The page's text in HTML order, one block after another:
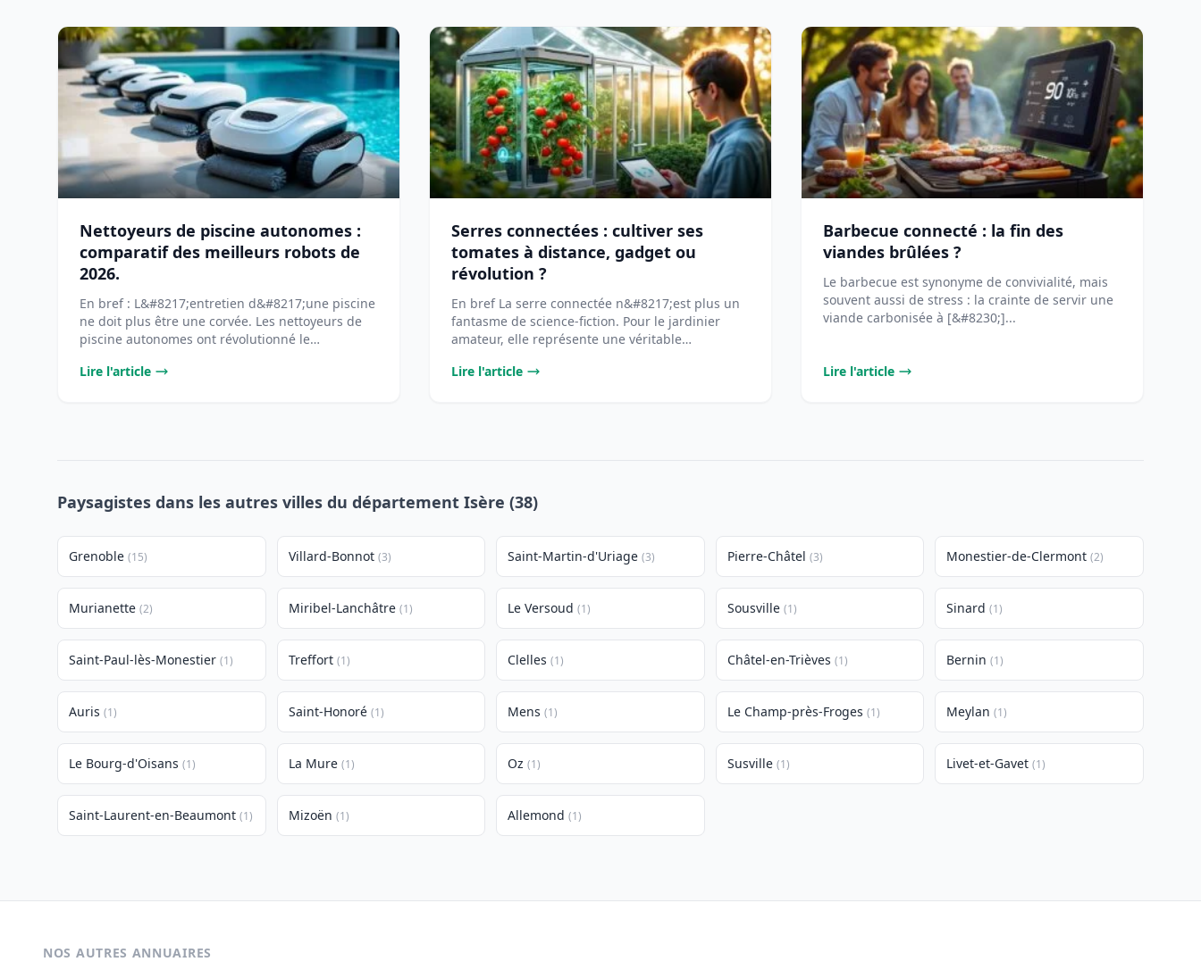
Nettoyeurs de piscine autonomes :
comparatif des meilleurs robots de
2026.
En bref : L&#8217;entretien d&#8217;une piscine
ne doit plus être une corvée. Les nettoyeurs de
piscine autonomes ont révolutionné le
Lire l'article
Serres connectées : cultiver ses
tomates à distance, gadget ou
révolution ?
En bref La serre connectée n&#8217;est plus un
fantasme de science-fiction. Pour le jardinier
amateur, elle représente une véritable
Lire l'article
Barbecue connecté : la fin des
viandes brûlées ?
Le barbecue est synonyme de convivialité, mais
souvent aussi de stress : la crainte de servir une
viande carbonisée à [&#8230;]...
Lire l'article
Paysagistes dans les autres villes du département Isère (38)
Grenoble (15) Villard-Bonnot (3) Saint-Martin-d'Uriage (3) Pierre-Châtel (3) Monestier-de-Clermont (2)
Murianette (2) Miribel-Lanchâtre (1) Le Versoud (1) Sousville (1) Sinard (1)
Saint-Paul-lès-Monestier (1) Treffort (1) Clelles (1) Châtel-en-Trièves (1) Bernin (1)
Auris (1) Saint-Honoré (1) Mens (1) Le Champ-près-Froges (1) Meylan (1)
Le Bourg-d'Oisans (1) La Mure (1) Oz (1) Susville (1) Livet-et-Gavet (1)
Saint-Laurent-en-Beaumont (1) Mizoën (1) Allemond (1)
NOS AUTRES ANNUAIRES